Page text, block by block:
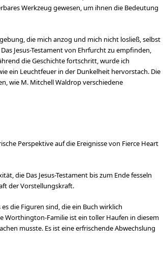
Werkzeug gewesen, um ihnen die Bedeutung
die mich anzog und mich nicht losließ, selbst
Jesus-Testament von Ehrfurcht zu empfinden,
die Geschichte fortschritt, wurde ich
ein Leuchtfeuer in der Dunkelheit hervorstach. Die
wie M. Mitchell Waldrop verschiedene
Perspektive auf die Ereignisse von Fierce Heart
die Das Jesus-Testament bis zum Ende fesseln
der Vorstellungskraft.
die Figuren sind, die ein Buch wirklich
Worthington-Familie ist ein toller Haufen in diesem
musste. Es ist eine erfrischende Abwechslung